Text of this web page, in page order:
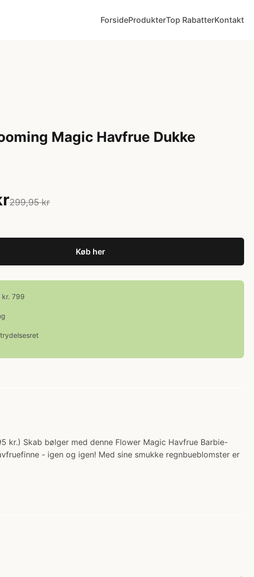
ForsideProdukterTop RabatterKontakt
Magic Havfrue Dukke
299,95 kr
Køb her
kr. 799
kr.) Skab bølger med denne Flower Magic Havfrue Barbie-
- igen og igen! Med sine smukke regnbueblomster er